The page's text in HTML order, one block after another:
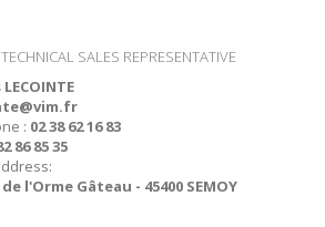
SALES REPRESENTATIVE
: 02 38 62 16 83
86 85 35
l'Orme Gâteau - 45400 SEMOY